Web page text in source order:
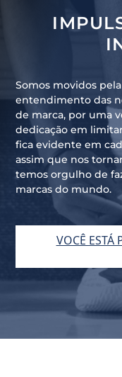
Somos movidos
entendimento das
de marca, por uma
dedicação em
fica evidente em
assim que nos
temos orgulho de
marcas do mundo.
VOCÊ ESTÁ